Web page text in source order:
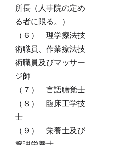
所長（人事院の定め
る者に限る。）
（６） 理学療法技
術職員、作業療法技
術職員及びマッサー
ジ師
（７） 言語聴覚士
（８） 臨床工学技
士
（９） 栄養士及び